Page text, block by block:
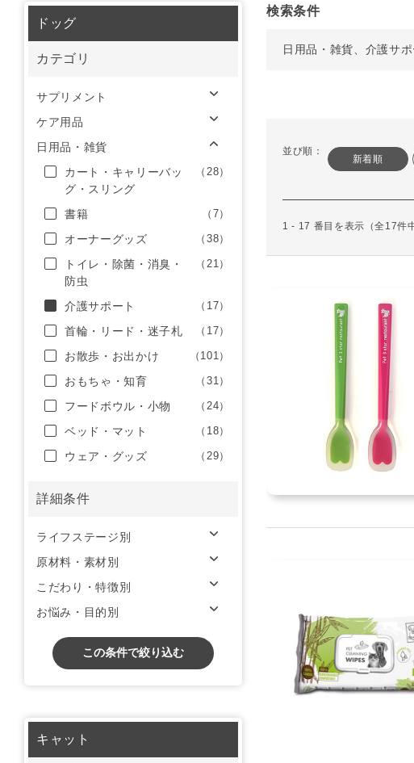
検索条件
日用品・雑貨、介護サポ
並び順：
新着順
1 - 17 番目を表示（全17件
ドッグ
カテゴリ
サプリメント
ケア用品
日用品・雑貨
カート・キャリーバッ
グ・スリング
（28）
書籍 （7）
オーナーグッズ （38）
トイレ・除菌・消臭・
防虫
（21）
介護サポート （17）
首輪・リード・迷子札 （17）
お散歩・お出かけ （101）
おもちゃ・知育 （31）
フードボウル・小物 （24）
ベッド・マット （18）
ウェア・グッズ （29）
詳細条件
ライフステージ別
原材料・素材別
こだわり・特徴別
お悩み・目的別
この条件で絞り込む
キャット